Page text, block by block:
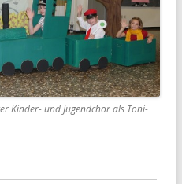
Kinder- und Jugendchor als Toni-